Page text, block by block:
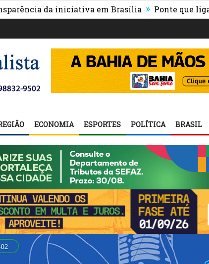
da iniciativa em Brasília » Ponte que ligará o
ECONOMIA ESPORTES POLÍTICA BRASIL